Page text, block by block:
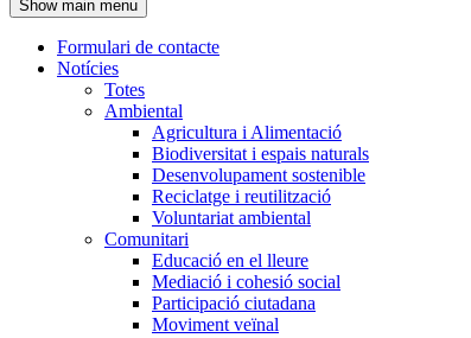
l'encapçalament
Show main menu
Navegació
principal
Formulari de contacte
Notícies
Totes
Ambiental
Agricultura i Alimentació
Biodiversitat i espais naturals
Desenvolupament sostenible
Reciclatge i reutilització
Voluntariat ambiental
Comunitari
Educació en el lleure
Mediació i cohesió social
Participació ciutadana
Moviment veïnal